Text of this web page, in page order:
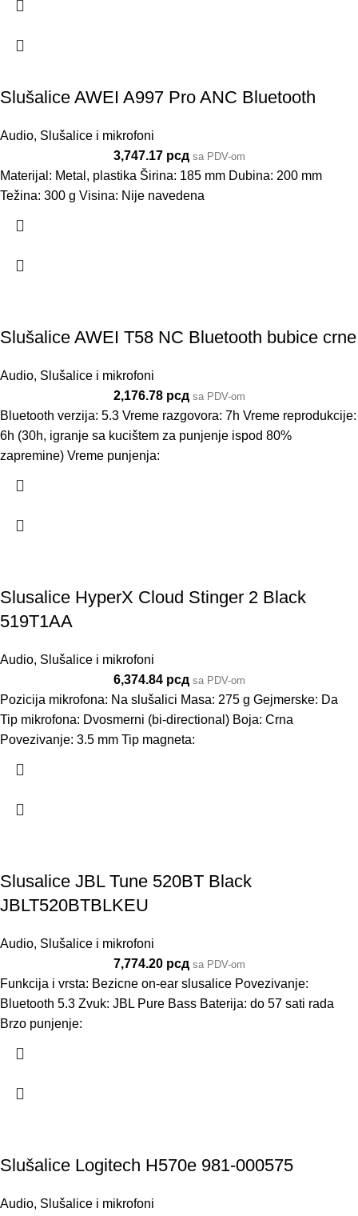
Slušalice AWEI A997 Pro ANC Bluetooth
Audio, Slušalice i mikrofoni
3,747.17 рсд sa PDV-om
Materijal: Metal, plastika Širina: 185 mm Dubina: 200 mm
Težina: 300 g Visina: Nije navedena
Slušalice AWEI T58 NC Bluetooth bubice crne
Audio, Slušalice i mikrofoni
2,176.78 рсд sa PDV-om
Bluetooth verzija: 5.3 Vreme razgovora: 7h Vreme reprodukcije:
6h (30h, igranje sa kucištem za punjenje ispod 80%
zapremine) Vreme punjenja:
Slusalice HyperX Cloud Stinger 2 Black
519T1AA
Audio, Slušalice i mikrofoni
6,374.84 рсд sa PDV-om
Pozicija mikrofona: Na slušalici Masa: 275 g Gejmerske: Da
Tip mikrofona: Dvosmerni (bi-directional) Boja: Crna
Povezivanje: 3.5 mm Tip magneta:
Slusalice JBL Tune 520BT Black
JBLT520BTBLKEU
Audio, Slušalice i mikrofoni
7,774.20 рсд sa PDV-om
Funkcija i vrsta: Bezicne on-ear slusalice Povezivanje:
Bluetooth 5.3 Zvuk: JBL Pure Bass Baterija: do 57 sati rada
Brzo punjenje:
Slušalice Logitech H570e 981-000575
Audio, Slušalice i mikrofoni